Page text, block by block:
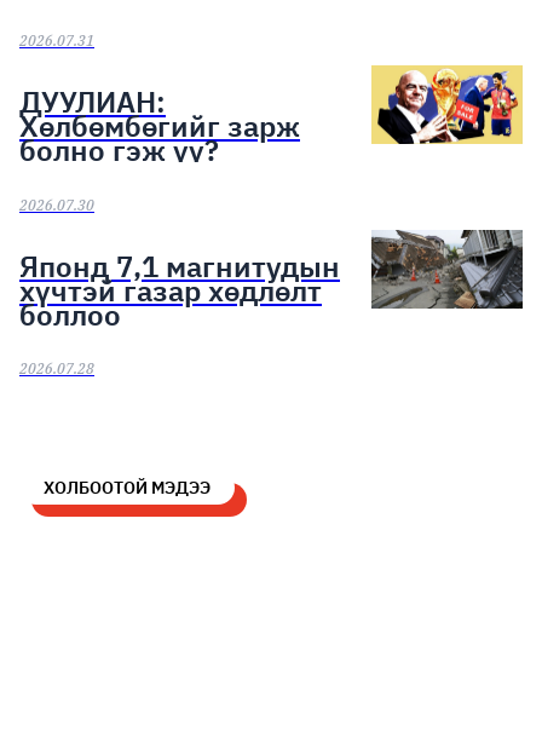
2026.07.31
ДУУЛИАН:
Хөлбөмбөгийг зарж
болно гэж үү?
2026.07.30
Японд 7,1 магнитудын
хүчтэй газар хөдлөлт
боллоо
2026.07.28
ХОЛБООТОЙ МЭДЭЭ